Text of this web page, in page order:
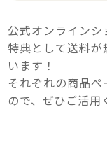
公式オンラインシ
特典として送料
います！
それぞれの商品
ので、ぜひご活用